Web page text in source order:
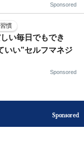
Sponsored
慣
い毎日でもでき
いい”セルフマネジ
Sponsored
Sponsored